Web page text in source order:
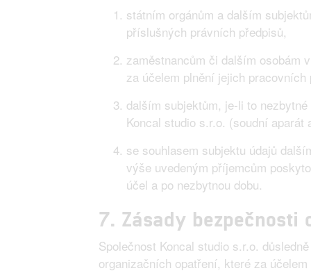
státním orgánům a dalším
příslušných právních předpisů,
zaměstnancům či dalším osobám
za účelem plnění jejich
dalším subjektům, je-li to
Koncal studio s.r.o. (soudní aparát
se souhlasem subjektu údajů
výše uvedeným příjemcům
účel a po nezbytnou dobu.
7. Zásady bezpečnosti
Společnost Koncal studio s.r.o.
organizačních opatření, které za